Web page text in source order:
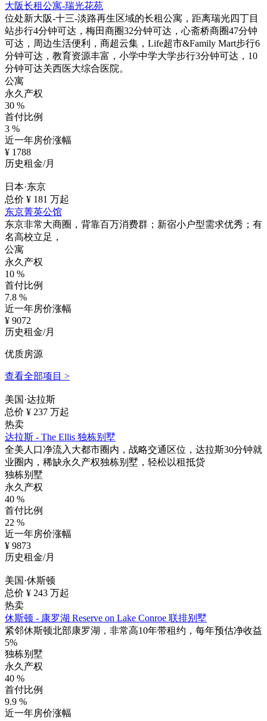
大阪长租公寓-瑞光花苑
位处新大阪-十三-淡路再生区域的长租公寓，距离瑞光四丁目
站步行4分钟可达，梅田商圈32分钟可达，心斋桥商圈47分钟
可达，周边生活便利，商超云集，Life超市&Family Mart步行6
分钟可达，教育资源丰富，小学中学大学步行3分钟可达，10
分钟可达关西医大综合医院。
公寓
永久产权
30 %
首付比例
3 %
近一年房价涨幅
¥ 1788
历史租金/月
日本·东京
总价 ¥ 181 万起
东京菁英公馆
东京非常大商圈，背靠百万消费群；新宿小户型需求优秀；有
名高校立足，
公寓
永久产权
10 %
首付比例
7.8 %
近一年房价涨幅
¥ 9072
历史租金/月
优质房源
查看全部项目 >
美国·达拉斯
总价 ¥ 237 万起
热卖
达拉斯 - The Ellis 独栋别墅
全美人口净流入大都市圈内，战略交通区位，达拉斯30分钟就
业圈内，稀缺永久产权独栋别墅，轻松以租抵贷
独栋别墅
永久产权
40 %
首付比例
22 %
近一年房价涨幅
¥ 9873
历史租金/月
美国·休斯顿
总价 ¥ 243 万起
热卖
休斯顿 - 康罗湖 Reserve on Lake Conroe 联排别墅
紧邻休斯顿北部康罗湖，非常高10年带租约，每年预估净收益
5%
独栋别墅
永久产权
40 %
首付比例
9.9 %
近一年房价涨幅